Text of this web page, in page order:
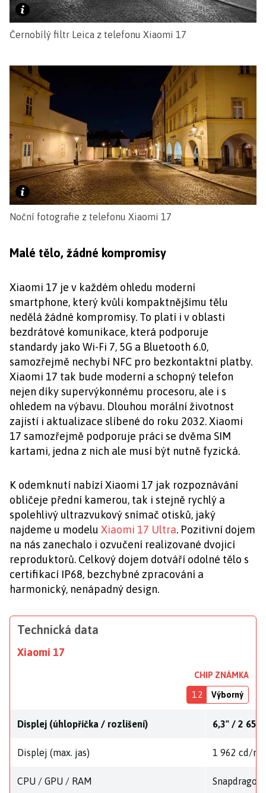
Černobílý filtr Leica z telefonu Xiaomi 17
Noční fotografie z telefonu Xiaomi 17
Malé tělo, žádné kompromisy
Xiaomi 17 je v každém ohledu moderní
smartphone, který kvůli kompaktnějšímu tělu
nedělá žádné kompromisy. To platí i v oblasti
bezdrátové komunikace, která podporuje
standardy jako Wi-Fi 7, 5G a Bluetooth 6.0,
samozřejmě nechybí NFC pro bezkontaktní platby.
Xiaomi 17 tak bude moderní a schopný telefon
nejen díky supervýkonnému procesoru, ale i s
ohledem na výbavu. Dlouhou morální životnost
zajistí i aktualizace slíbené do roku 2032. Xiaomi
17 samozřejmě podporuje práci se dvěma SIM
kartami, jedna z nich ale musí být nutně fyzická.
K odemknutí nabízí Xiaomi 17 jak rozpoznávání
obličeje přední kamerou, tak i stejně rychlý a
spolehlivý ultrazvukový snímač otisků, jaký
najdeme u modelu Xiaomi 17 Ultra. Pozitivní dojem
na nás zanechalo i ozvučení realizované dvojicí
reproduktorů. Celkový dojem dotváří odolné tělo s
certifikací IP68, bezchybné zpracování a
harmonický, nenápadný design.
Technická data
Xiaomi 17
CHIP ZNÁMKA
1.2 Výborný
Displej (úhlopříčka / rozlišení) 6,3" / 2 656
Displej (max. jas) 1 962 cd/m2
CPU / GPU / RAM